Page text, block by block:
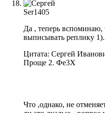
Ser1405
Да , теперь вспоминаю,
выписывать реплику
Цитата: Сергей
Проще 2. Фе3Х
Что ,однако, не